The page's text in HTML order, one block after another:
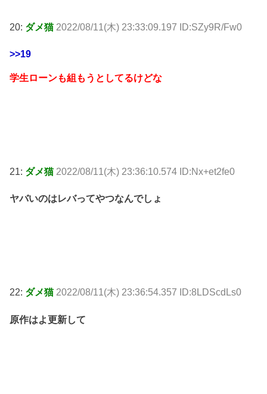
20: ダメ猫 2022/08/11(木) 23:33:09.197 ID:SZy9R/Fw0
>>19
学生ローンも組もうとしてるけどな
21: ダメ猫 2022/08/11(木) 23:36:10.574 ID:Nx+et2fe0
ヤバいのはレバってやつなんでしょ
22: ダメ猫 2022/08/11(木) 23:36:54.357 ID:8LDScdLs0
原作はよ更新して